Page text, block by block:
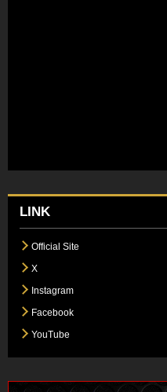
LINK
Official Site
X
Instagram
Facebook
YouTube